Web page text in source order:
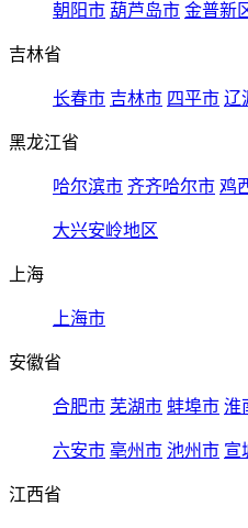
朝阳市 葫芦岛市 金普新
吉林省
长春市 吉林市 四平市 辽
黑龙江省
哈尔滨市 齐齐哈尔市 鸡
大兴安岭地区
上海
上海市
安徽省
合肥市 芜湖市 蚌埠市 淮
六安市 亳州市 池州市 宣
江西省